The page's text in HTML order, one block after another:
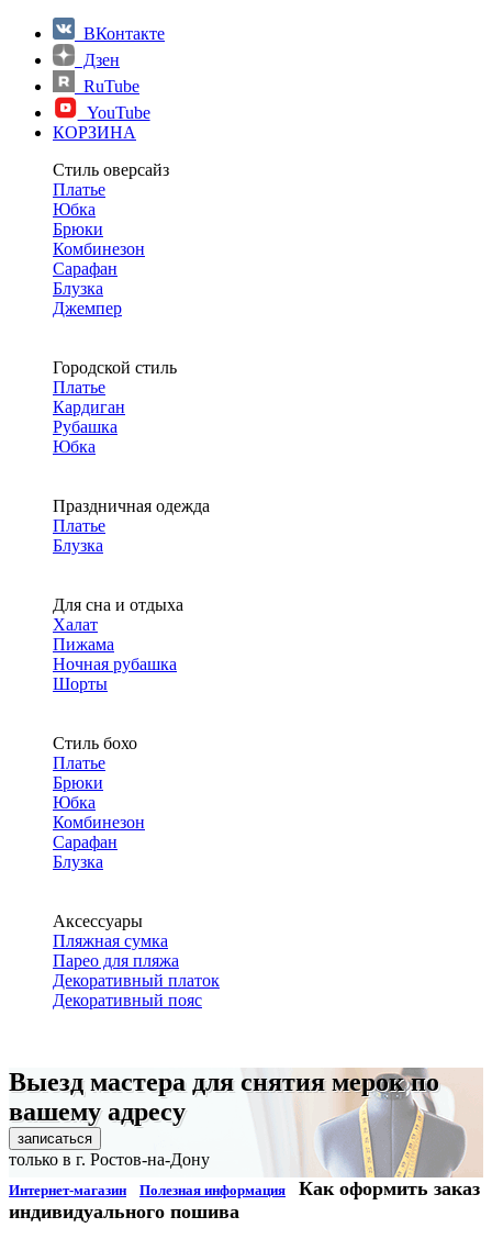
ВКонтакте
Дзен
RuTube
YouTube
КОРЗИНА
Стиль оверсайз
Платье
Юбка
Брюки
Комбинезон
Сарафан
Блузка
Джемпер
Городской стиль
Платье
Кардиган
Рубашка
Юбка
Праздничная одежда
Платье
Блузка
Для сна и отдыха
Халат
Пижама
Ночная рубашка
Шорты
Стиль бохо
Платье
Брюки
Юбка
Комбинезон
Сарафан
Блузка
Аксессуары
Пляжная сумка
Парео для пляжа
Декоративный платок
Декоративный пояс
Выезд мастера для снятия мерок по
вашему адресу
записаться
только в г. Ростов-на-Дону
Интернет-магазин Полезная информация
Как оформить заказ
индивидуального пошива